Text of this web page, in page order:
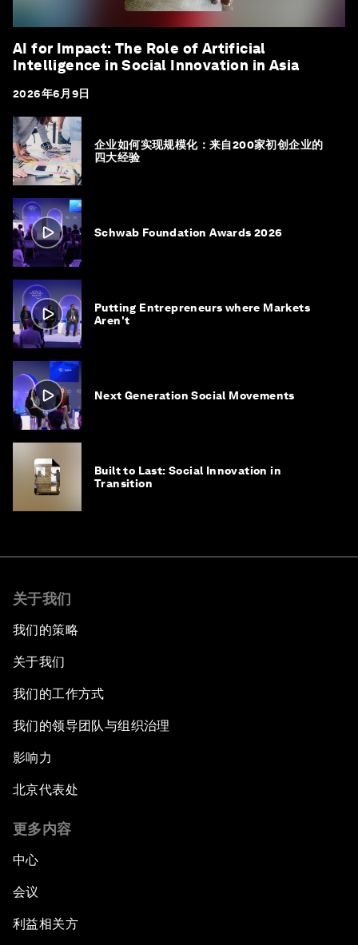
AI for Impact: The Role of Artificial
Intelligence in Social Innovation in Asia
2026年6月9日
企业如何实现规模化：来自200家初创企业的
四大经验
Schwab Foundation Awards 2026
Putting Entrepreneurs where Markets
Aren't
Next Generation Social Movements
Built to Last: Social Innovation in
Transition
关于我们
我们的策略
关于我们
我们的工作方式
我们的领导团队与组织治理
影响力
北京代表处
更多内容
中心
会议
利益相关方